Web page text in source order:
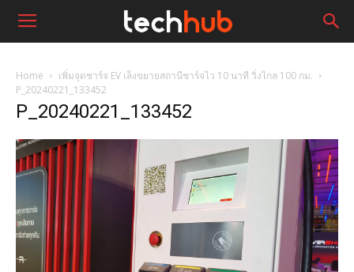
Home
เพิ่มจุดชาร์จ EV เล็งขยายสถานีชาร์จไว 10 นาที วิ่งไกล 100 กม.
P_20240221_133452
P_20240221_133452